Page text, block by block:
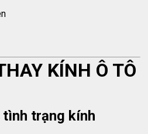
KÍNH Ô TÔ
trạng kính